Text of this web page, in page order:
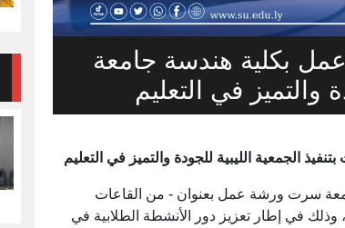
بكلية هندسة جامعة
والتميز في التعليم
الجمعية الليبية للجودة والتميز في التعليم
2026م، بكلية الهندسة بجامعة سرت ورشة عمل بعنوان - من القاعات
وذلك في إطار تعزيز دور الأنشطة الطلابية في